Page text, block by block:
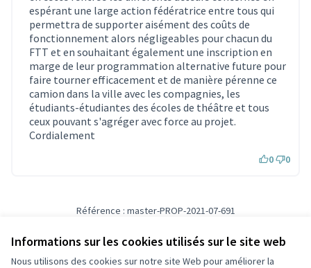
Informations sur les cookies utilisés sur le site web
Nous utilisons des cookies sur notre site Web pour améliorer la
espérant une large action fédératrice entre tous qui
permettra de supporter aisément des coûts de
fonctionnement alors négligeables pour chacun du
FTT et en souhaitant également une inscription en
marge de leur programmation alternative future pour
faire tourner efficacement et de manière pérenne ce
camion dans la ville avec les compagnies, les
étudiants-étudiantes des écoles de théâtre et tous
ceux pouvant s'agréger avec force au projet.
Cordialement
0 0
Référence : master-PROP-2021-07-691
Conditions d'utilisation